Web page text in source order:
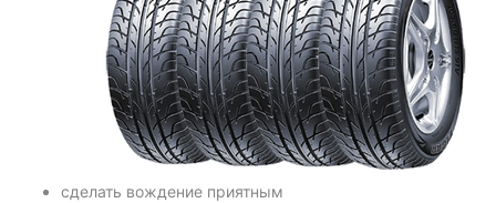
сделать вождение приятным